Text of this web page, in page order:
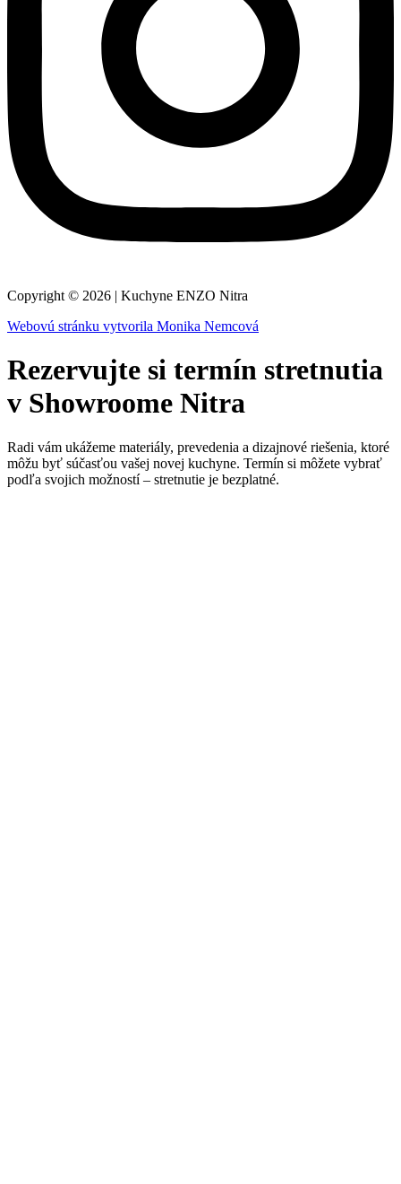
Copyright © 2026 | Kuchyne ENZO Nitra
Webovú stránku vytvorila Monika Nemcová
Rezervujte si termín stretnutia
v Showroome Nitra
Radi vám ukážeme materiály, prevedenia a dizajnové riešenia, ktoré
môžu byť súčasťou vašej novej kuchyne. Termín si môžete vybrať
podľa svojich možností – stretnutie je bezplatné.